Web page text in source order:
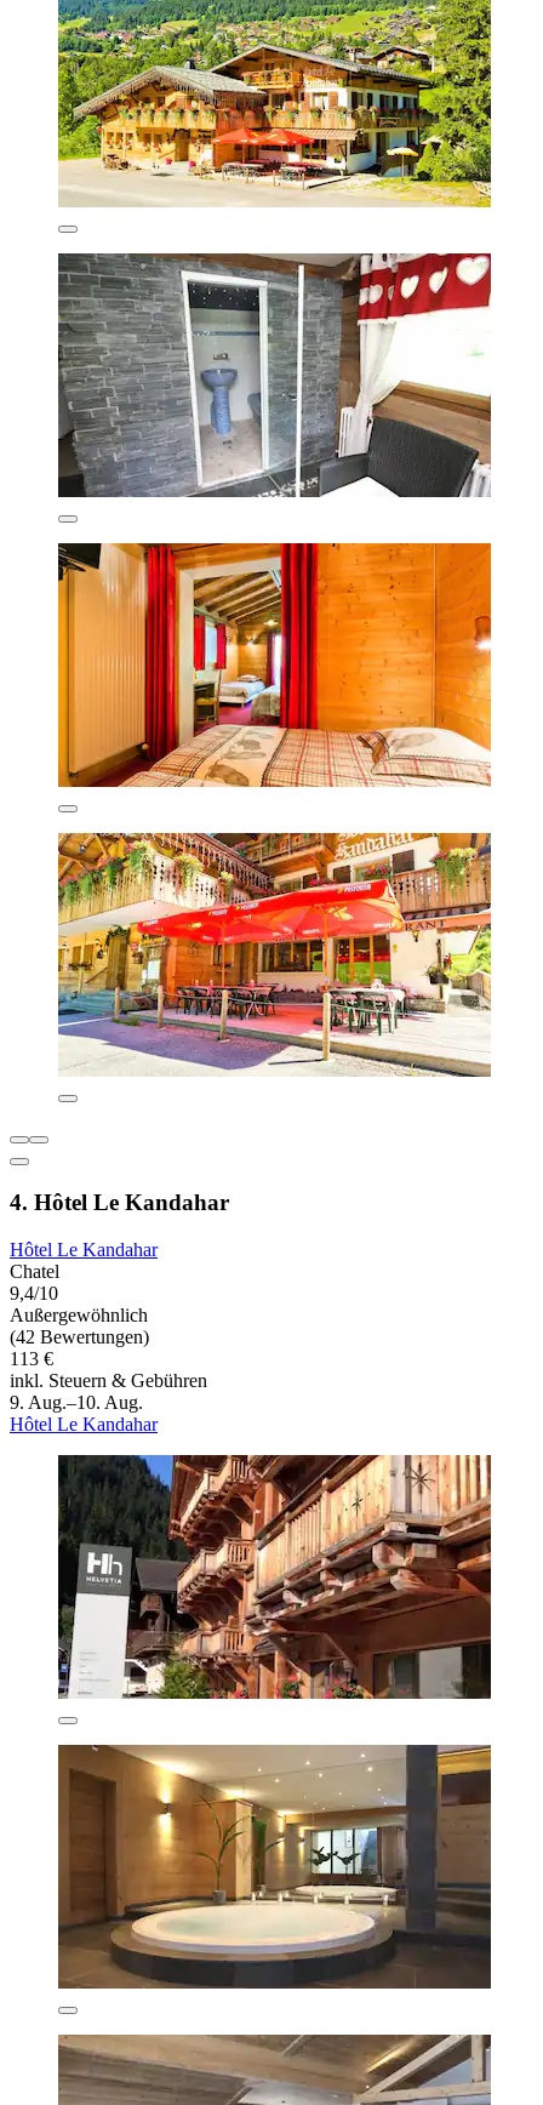
4. Hôtel Le Kandahar
Hôtel Le Kandahar
Chatel
9,4/10
Außergewöhnlich
(42 Bewertungen)
113 €
inkl. Steuern & Gebühren
9. Aug.–10. Aug.
Hôtel Le Kandahar